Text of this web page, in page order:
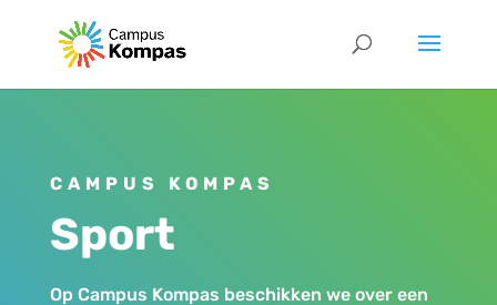
CAMPUS KOMPAS
Sport
Op Campus Kompas beschikken we over een